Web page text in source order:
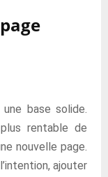
base solide.
rentable de
nouvelle page.
ajouter